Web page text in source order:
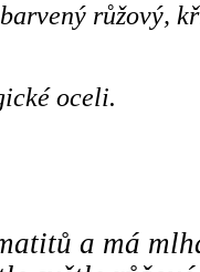
růžový,
oceli.
a má